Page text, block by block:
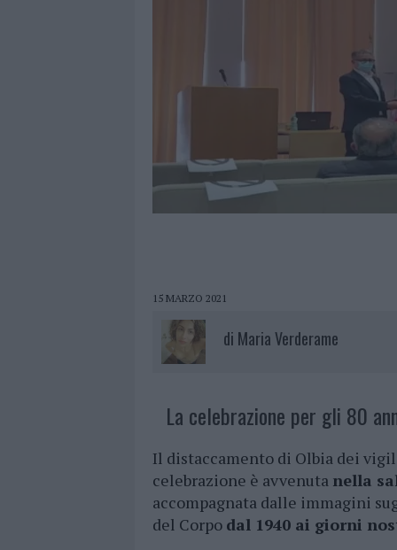
15 MARZO 2021
di Maria Verderame
La celebrazione per gli 80
Il distaccamento di Olbia dei
celebrazione è avvenuta nella
accompagnata dalle immagini
del Corpo dal 1940 ai giorni